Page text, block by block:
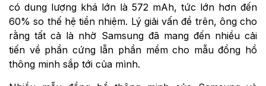
có dung lượng khá lớn là 572 mAh, tức lớn hơn đến
60% so thế hệ tiền nhiệm. Lý giải vấn đề trên, ông cho
rằng tất cả là nhờ Samsung đã mang đến nhiều cải
tiến về phần cứng lẫn phần mềm cho mẫu đồng hồ
thông minh sắp tới của mình.